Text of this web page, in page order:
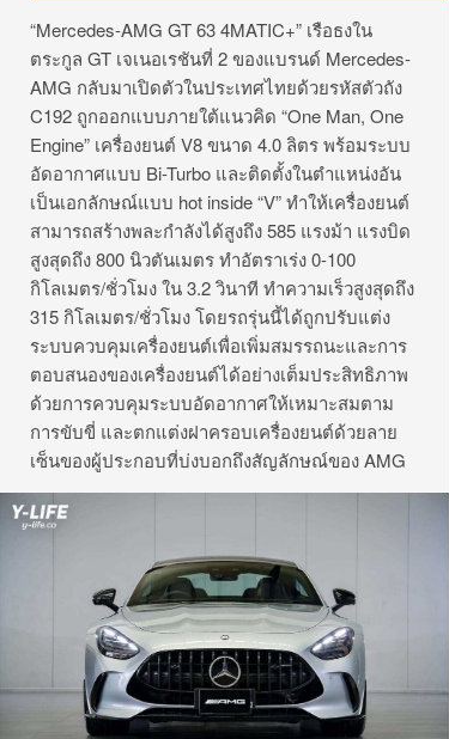
“Mercedes-AMG GT 63 4MATIC+” เรือธงใน
ตระกูล GT เจเนอเรชันที่ 2 ของแบรนด์ Mercedes-
AMG กลับมาเปิดตัวในประเทศไทยด้วยรหัสตัวถัง
C192 ถูกออกแบบภายใต้แนวคิด “One Man, One
Engine” เครื่องยนต์ V8 ขนาด 4.0 ลิตร พร้อมระบบ
อัดอากาศแบบ Bi-Turbo และติดตั้งในตำแหน่งอัน
เป็นเอกลักษณ์แบบ hot inside “V” ทำให้เครื่องยนต์
สามารถสร้างพละกำลังได้สูงถึง 585 แรงม้า แรงบิด
สูงสุดถึง 800 นิวตันเมตร ทำอัตราเร่ง 0-100
กิโลเมตร/ชั่วโมง ใน 3.2 วินาที ทำความเร็วสูงสุดถึง
315 กิโลเมตร/ชั่วโมง โดยรถรุ่นนี้ได้ถูกปรับแต่ง
ระบบควบคุมเครื่องยนต์เพื่อเพิ่มสมรรถนะและการ
ตอบสนองของเครื่องยนต์ได้อย่างเต็มประสิทธิภาพ
ด้วยการควบคุมระบบอัดอากาศให้เหมาะสมตาม
การขับขี่ และตกแต่งฝาครอบเครื่องยนต์ด้วยลาย
เซ็นของผู้ประกอบที่บ่งบอกถึงสัญลักษณ์ของ AMG